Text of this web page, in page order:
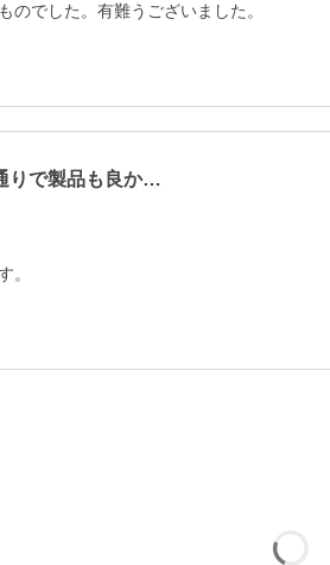
のでした。有難うございました。
りで製品も良か…
。